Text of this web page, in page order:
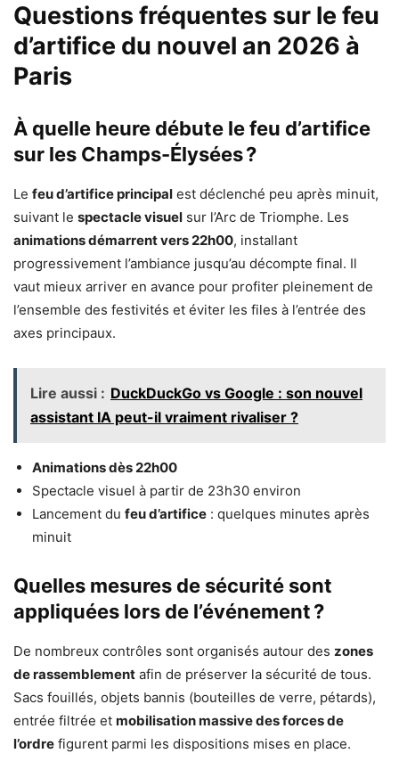
Questions fréquentes sur le feu
d’artifice du nouvel an 2026 à
Paris
À quelle heure débute le feu d’artifice
sur les Champs-Élysées ?
Le feu d’artifice principal est déclenché peu après minuit,
suivant le spectacle visuel sur l’Arc de Triomphe. Les
animations démarrent vers 22h00, installant
progressivement l’ambiance jusqu’au décompte final. Il
vaut mieux arriver en avance pour profiter pleinement de
l’ensemble des festivités et éviter les files à l’entrée des
axes principaux.
Lire aussi : DuckDuckGo vs Google : son nouvel
assistant IA peut-il vraiment rivaliser ?
Animations dès 22h00
Spectacle visuel à partir de 23h30 environ
Lancement du feu d’artifice : quelques minutes après
minuit
Quelles mesures de sécurité sont
appliquées lors de l’événement ?
De nombreux contrôles sont organisés autour des zones
de rassemblement afin de préserver la sécurité de tous.
Sacs fouillés, objets bannis (bouteilles de verre, pétards),
entrée filtrée et mobilisation massive des forces de
l’ordre figurent parmi les dispositions mises en place.